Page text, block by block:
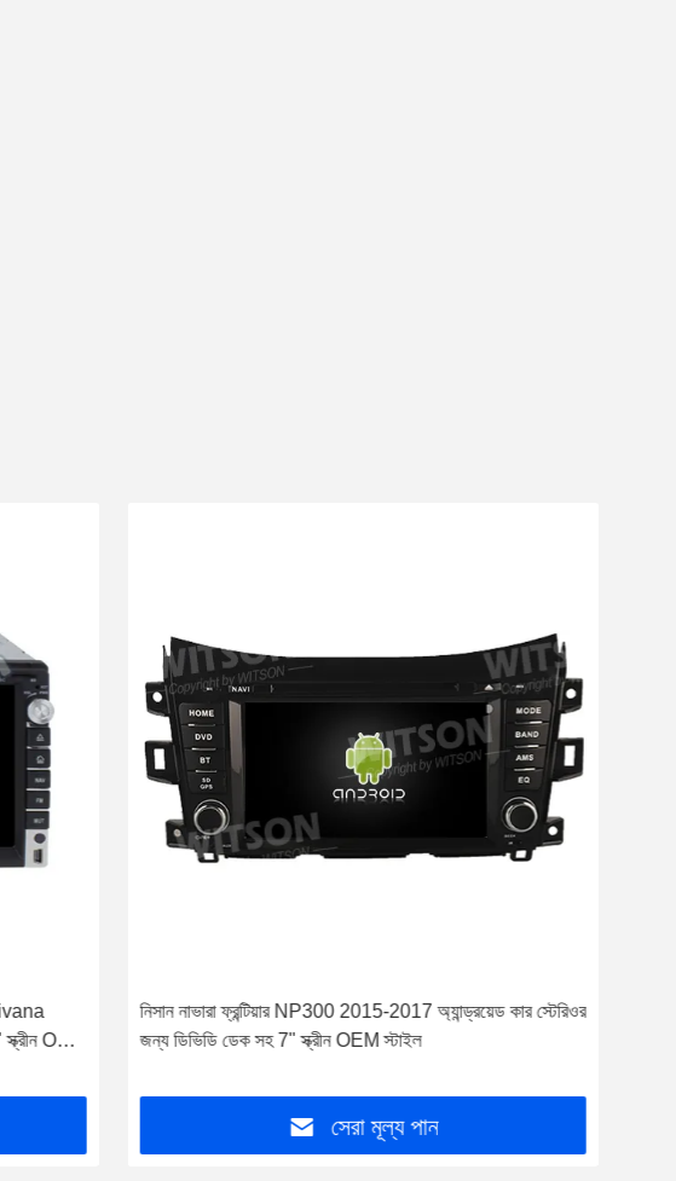
স্টেরিওর
6.2" স্ক্রিন ডিভিডি ডেক সহ ই এম স্টাইল নিসান কাশকাই টাইদা
প্যালেডিন ফ্রন্টিয়ার লিভানা নাভারা এনপি 300 এর জন্য
সেরা মূল্য পান